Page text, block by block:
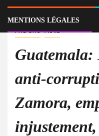
MENTIONS LÉGALES
À la Une Actu
anti-
Zamora,